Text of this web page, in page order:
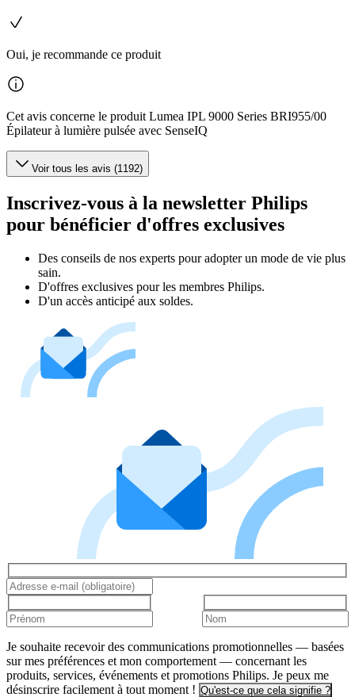
Oui, je recommande ce produit
Cet avis concerne le produit Lumea IPL 9000 Series BRI955/00
Épilateur à lumière pulsée avec SenseIQ
Voir tous les avis (1192)
Inscrivez-vous à la newsletter Philips
pour bénéficier d'offres exclusives
Des conseils de nos experts pour adopter un mode de vie plus
sain.
D'offres exclusives pour les membres Philips.
D'un accès anticipé aux soldes.
Je souhaite recevoir des communications promotionnelles — basées
sur mes préférences et mon comportement — concernant les
produits, services, événements et promotions Philips. Je peux me
désinscrire facilement à tout moment ! Qu'est-ce que cela signifie ?